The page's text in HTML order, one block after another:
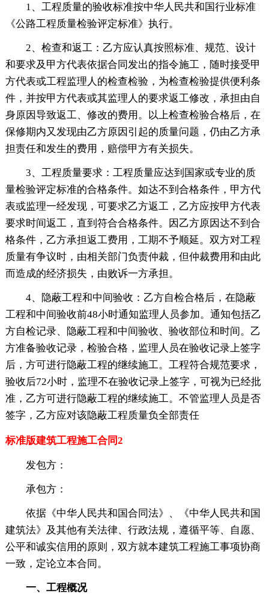
1、工程质量的验收标准按中华人民共和国行业标准
《公路工程质量检验评定标准》执行。
2、检查和返工：乙方应认真按照标准、规范、设计
和要求及甲方代表依据合同发出的指令施工，随时接受甲
方代表或工程监理人的检查检验，为检查检验提供便利条
件，并按甲方代表或其监理人的要求返工修改，承担由自
身原因导致返工、修改的费用。以上检查检验合格后，在
保修期内又发现由乙方原因引起的质量问题，仍由乙方承
担责任和发生的费用，赔偿甲方有关损失。
3、工程质量要求：工程质量应达到国家或专业的质
量检验评定标准的合格条件。如达不到合格条件，甲方代
表或监理一经发现，可要求乙方返工，乙方应按甲方代表
要求时间返工，直到符合合格条件。因乙方原因达不到合
格条件，乙方承担返工费用，工期不予顺延。双方对工程
质量有争议时，由相关部门负责仲裁，但仲裁费用和由此
而造成的经济损失，由败诉一方承担。
4、隐蔽工程和中间验收：乙方自检合格后，在隐蔽
工程和中间验收前48小时通知监理人员参加。通知包括乙
方自检记录、隐蔽工程和中间验收、验收部位和时间。乙
方准备验收记录，检验合格，监理人员在验收记录上签字
后，方可进行隐蔽工程的继续施工。工程符合规范要求，
验收后72小时，监理不在验收记录上签字，可视为已经批
准，乙方可进行隐蔽工程的继续施工。不管监理人员是否
签字，乙方应对该隐蔽工程质量负全部责任
标准版建筑工程施工合同2
发包方：
承包方：
依据《中华人民共和国合同法》、《中华人民共和国
建筑法》及其他有关法律、行政法规，遵循平等、自愿、
公平和诚实信用的原则，双方就本建筑工程施工事项协商
一致，定论立本合同。
一、工程概况